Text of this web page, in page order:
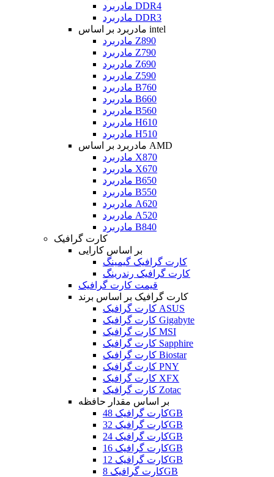
مادربرد DDR4
مادربرد DDR3
مادربرد بر اساس intel
مادربرد Z890
مادربرد Z790
مادربرد Z690
مادربرد Z590
مادربرد B760
مادربرد B660
مادربرد B560
مادربرد H610
مادربرد H510
مادربرد بر اساس AMD
مادربرد X870
مادربرد X670
مادربرد B650
مادربرد B550
مادربرد A620
مادربرد A520
مادربرد B840
کارت گرافیک
بر اساس کارایی
کارت گرافیک گیمینگ
کارت گرافیک رندرینگ
قیمت کارت گرافیک
کارت گرافیک بر اساس برند
کارت گرافیک ASUS
کارت گرافیک Gigabyte
کارت گرافیک MSI
کارت گرافیک Sapphire
کارت گرافیک Biostar
کارت گرافیک PNY
کارت گرافیک XFX
کارت گرافیک Zotac
بر اساس مقدار حافظه
کارت گرافیک 48GB
کارت گرافیک 32GB
کارت گرافیک 24GB
کارت گرافیک 16GB
کارت گرافیک 12GB
کارت گرافیک 8GB